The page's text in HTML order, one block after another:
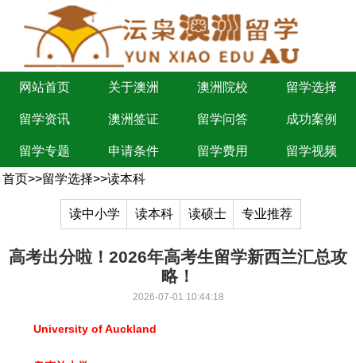
网站首页 关于澳洲 澳洲院校 留学选择
留学资讯 澳洲签证 留学问答 成功案例
留学专题 申请条件 留学费用 留学视频
首页>>留学选择>>读本科
读中小学 读本科 读硕士 专业推荐
高考出分啦！2026年高考生留学新西兰汇总攻
略！
2026-07-01 10:44:18
University of Auckland